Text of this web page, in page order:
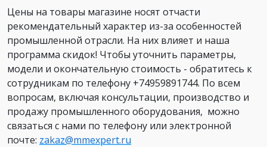
Цены на товары магазине носят отчасти
рекомендательный характер из-за особенностей
промышленной отрасли. На них влияет и наша
программа скидок! Чтобы уточнить параметры,
модели и окончательную стоимость - обратитесь к
сотрудникам по телефону +74959891744. По всем
вопросам, включая консультации, производство и
продажу промышленного оборудования, можно
связаться с нами по телефону или электронной
почте: zakaz@mmexpert.ru